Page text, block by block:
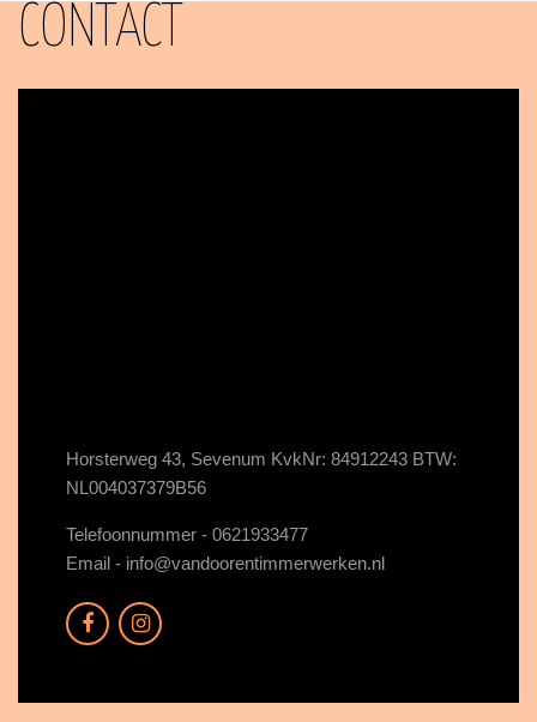
CONTACT
Horsterweg 43, Sevenum KvkNr: 84912243 BTW:
NL004037379B56
Telefoonnummer - 0621933477
Email - info@vandoorentimmerwerken.nl